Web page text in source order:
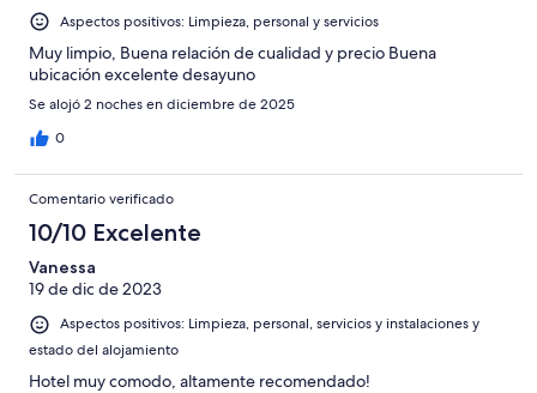
Aspectos positivos: Limpieza, personal y servicios
Muy limpio, Buena relación de cualidad y precio Buena
ubicación excelente desayuno
Se alojó 2 noches en diciembre de 2025
0
Comentario verificado
10/10 Excelente
Vanessa
19 de dic de 2023
Aspectos positivos: Limpieza, personal, servicios y instalaciones y
estado del alojamiento
Hotel muy comodo, altamente recomendado!